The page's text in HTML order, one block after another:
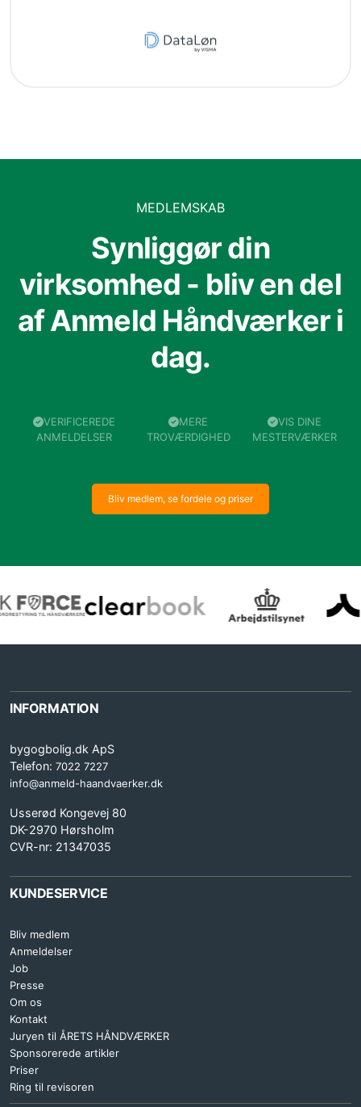
MEDLEMSKAB
Synliggør din
virksomhed - bliv en del
af Anmeld Håndværker i
dag.
VERIFICEREDE
ANMELDELSER
MERE
TROVÆRDIGHED
VIS DINE
MESTERVÆRKER
Bliv medlem, se fordele og priser
INFORMATION
bygogbolig.dk ApS
Telefon: 7022 7227
info@anmeld-haandvaerker.dk
Usserød Kongevej 80
DK-2970 Hørsholm
CVR-nr: 21347035
KUNDESERVICE
Bliv medlem
Anmeldelser
Job
Presse
Om os
Kontakt
Juryen til ÅRETS HÅNDVÆRKER
Sponsorerede artikler
Priser
Ring til revisoren